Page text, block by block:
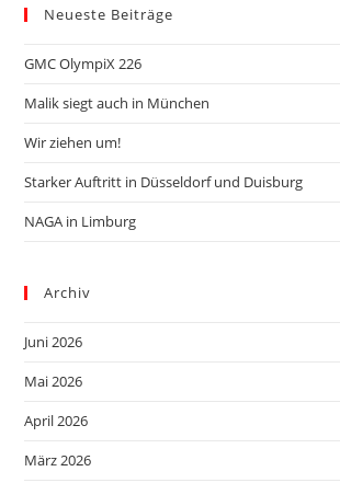
Neueste Beiträge
GMC OlympiX 226
Malik siegt auch in München
Wir ziehen um!
Starker Auftritt in Düsseldorf und Duisburg
NAGA in Limburg
Archiv
Juni 2026
Mai 2026
April 2026
März 2026